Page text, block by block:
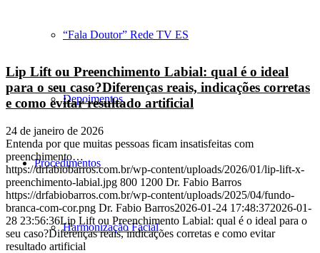
“Fala Doutor” Rede TV ES
Depoimentos
Procedimentos
Harmonização Facial
Lip Lift ou Preenchimento Labial: qual é o ideal
para o seu caso?Diferenças reais, indicações corretas
e como evitar resultado artificial
24 de janeiro de 2026
Entenda por que muitas pessoas ficam insatisfeitas com
preenchimento…
https://drfabiobarros.com.br/wp-content/uploads/2026/01/lip-lift-x-
preenchimento-labial.jpg 800 1200 Dr. Fabio Barros
https://drfabiobarros.com.br/wp-content/uploads/2025/04/fundo-
branca-com-cor.png Dr. Fabio Barros2026-01-24 17:48:372026-01-
28 23:56:36Lip Lift ou Preenchimento Labial: qual é o ideal para o
seu caso?Diferenças reais, indicações corretas e como evitar
resultado artificial